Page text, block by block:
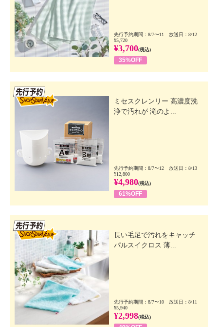
先行予約期間：8/7〜11 放送日：8/12
¥5,720
¥3,700(税込)
35%OFF
ミセスクレンリー 高濃度洗
浄で汚れが 滝のよ...
先行予約期間：8/7〜12 放送日：8/13
¥12,800
¥4,980(税込)
61%OFF
長い毛足で汚れをキャッチ
パルスイクロス 薄...
先行予約期間：8/7〜10 放送日：8/11
¥5,940
¥2,998(税込)